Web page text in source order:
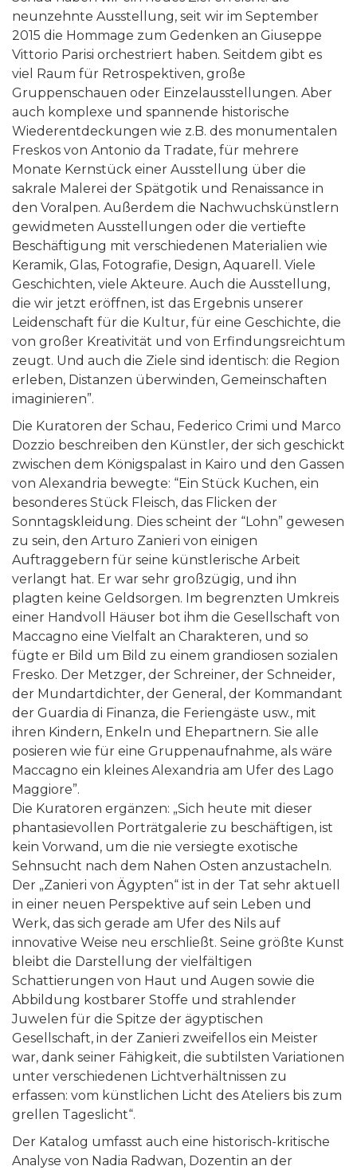
neunzehnte Ausstellung, seit wir im September
2015 die Hommage zum Gedenken an Giuseppe
Vittorio Parisi orchestriert haben. Seitdem gibt es
viel Raum für Retrospektiven, große
Gruppenschauen oder Einzelausstellungen. Aber
auch komplexe und spannende historische
Wiederentdeckungen wie z.B. des monumentalen
Freskos von Antonio da Tradate, für mehrere
Monate Kernstück einer Ausstellung über die
sakrale Malerei der Spätgotik und Renaissance in
den Voralpen. Außerdem die Nachwuchskünstlern
gewidmeten Ausstellungen oder die vertiefte
Beschäftigung mit verschiedenen Materialien wie
Keramik, Glas, Fotografie, Design, Aquarell. Viele
Geschichten, viele Akteure. Auch die Ausstellung,
die wir jetzt eröffnen, ist das Ergebnis unserer
Leidenschaft für die Kultur, für eine Geschichte, die
von großer Kreativität und von Erfindungsreichtum
zeugt. Und auch die Ziele sind identisch: die Region
erleben, Distanzen überwinden, Gemeinschaften
imaginieren”.
Die Kuratoren der Schau, Federico Crimi und Marco
Dozzio beschreiben den Künstler, der sich geschickt
zwischen dem Königspalast in Kairo und den Gassen
von Alexandria bewegte: “Ein Stück Kuchen, ein
besonderes Stück Fleisch, das Flicken der
Sonntagskleidung. Dies scheint der “Lohn” gewesen
zu sein, den Arturo Zanieri von einigen
Auftraggebern für seine künstlerische Arbeit
verlangt hat. Er war sehr großzügig, und ihn
plagten keine Geldsorgen. Im begrenzten Umkreis
einer Handvoll Häuser bot ihm die Gesellschaft von
Maccagno eine Vielfalt an Charakteren, und so
fügte er Bild um Bild zu einem grandiosen sozialen
Fresko. Der Metzger, der Schreiner, der Schneider,
der Mundartdichter, der General, der Kommandant
der Guardia di Finanza, die Feriengäste usw., mit
ihren Kindern, Enkeln und Ehepartnern. Sie alle
posieren wie für eine Gruppenaufnahme, als wäre
Maccagno ein kleines Alexandria am Ufer des Lago
Maggiore”.
Die Kuratoren ergänzen: „Sich heute mit dieser
phantasievollen Porträtgalerie zu beschäftigen, ist
kein Vorwand, um die nie versiegte exotische
Sehnsucht nach dem Nahen Osten anzustacheln.
Der „Zanieri von Ägypten“ ist in der Tat sehr aktuell
in einer neuen Perspektive auf sein Leben und
Werk, das sich gerade am Ufer des Nils auf
innovative Weise neu erschließt. Seine größte Kunst
bleibt die Darstellung der vielfältigen
Schattierungen von Haut und Augen sowie die
Abbildung kostbarer Stoffe und strahlender
Juwelen für die Spitze der ägyptischen
Gesellschaft, in der Zanieri zweifellos ein Meister
war, dank seiner Fähigkeit, die subtilsten Variationen
unter verschiedenen Lichtverhältnissen zu
erfassen: vom künstlichen Licht des Ateliers bis zum
grellen Tageslicht“.
Der Katalog umfasst auch eine historisch-kritische
Analyse von Nadia Radwan, Dozentin an der